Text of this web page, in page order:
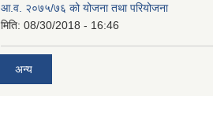
आ.व. २०७५/७६ को योजना तथा परियोजना
मिति: 08/30/2018 - 16:46
अन्य